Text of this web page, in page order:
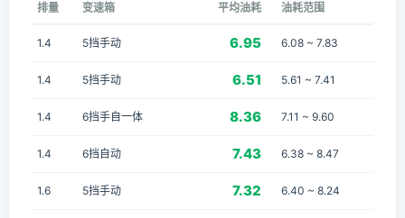
排量 变速箱 平均油耗 油耗范围
1.4 5挡手动 6.95 6.08 ~ 7.83
1.4 5挡手动 6.51 5.61 ~ 7.41
1.4 6挡手自一体 8.36 7.11 ~ 9.60
1.4 6挡自动 7.43 6.38 ~ 8.47
1.6 5挡手动 7.32 6.40 ~ 8.24